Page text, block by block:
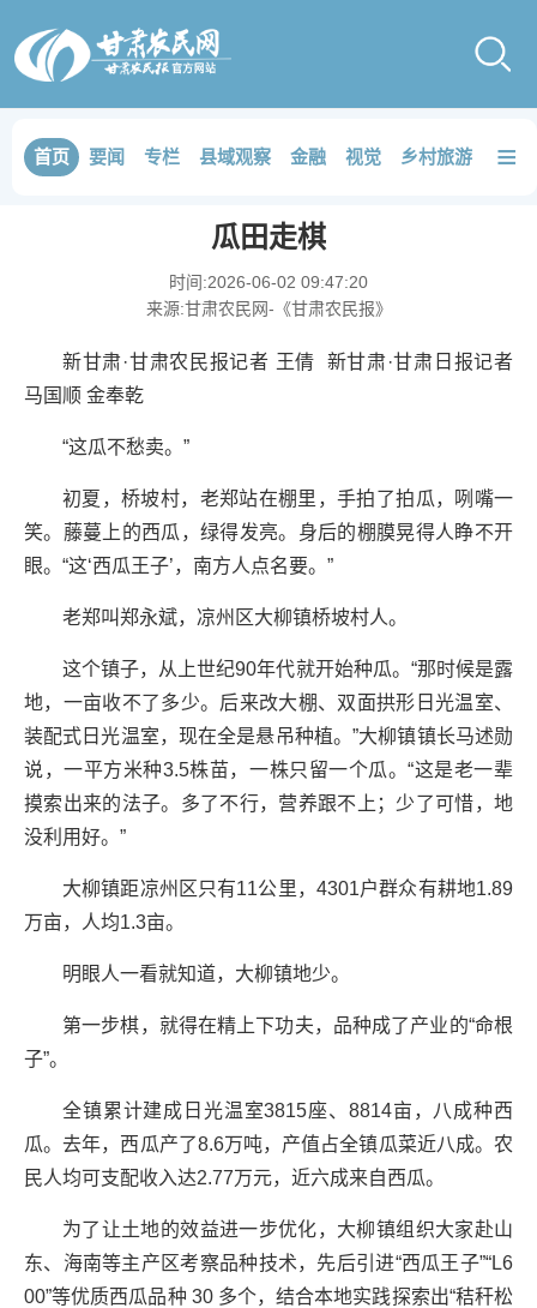
首页 要闻 专栏 县域观察 金融 视觉 乡村旅游 品鉴
≡
瓜田走棋
时间:2026-06-02 09:47:20
来源:甘肃农民网-《甘肃农民报》
新甘肃·甘肃农民报记者 王倩 新甘肃·甘肃日报记者
马国顺 金奉乾
“这瓜不愁卖。”
初夏，桥坡村，老郑站在棚里，手拍了拍瓜，咧嘴一
笑。藤蔓上的西瓜，绿得发亮。身后的棚膜晃得人睁不开
眼。“这‘西瓜王子’，南方人点名要。”
老郑叫郑永斌，凉州区大柳镇桥坡村人。
这个镇子，从上世纪90年代就开始种瓜。“那时候是露
地，一亩收不了多少。后来改大棚、双面拱形日光温室、
装配式日光温室，现在全是悬吊种植。”大柳镇镇长马述勋
说，一平方米种3.5株苗，一株只留一个瓜。“这是老一辈
摸索出来的法子。多了不行，营养跟不上；少了可惜，地
没利用好。”
大柳镇距凉州区只有11公里，4301户群众有耕地1.89
万亩，人均1.3亩。
明眼人一看就知道，大柳镇地少。
第一步棋，就得在精上下功夫，品种成了产业的“命根
子”。
全镇累计建成日光温室3815座、8814亩，八成种西
瓜。去年，西瓜产了8.6万吨，产值占全镇瓜菜近八成。农
民人均可支配收入达2.77万元，近六成来自西瓜。
为了让土地的效益进一步优化，大柳镇组织大家赴山
东、海南等主产区考察品种技术，先后引进“西瓜王子”“L6
00”等优质西瓜品种 30 多个，结合本地实践探索出“秸秆松